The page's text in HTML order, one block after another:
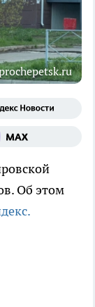
Об этом